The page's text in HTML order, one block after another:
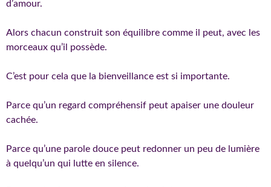
d’amour.
Alors chacun construit son équilibre comme il peut, avec les
morceaux qu’il possède.
C’est pour cela que la bienveillance est si importante.
Parce qu’un regard compréhensif peut apaiser une douleur
cachée.
Parce qu’une parole douce peut redonner un peu de lumière
à quelqu’un qui lutte en silence.